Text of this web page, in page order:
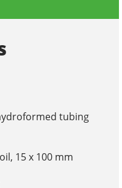
tubing
15 x 100 mm